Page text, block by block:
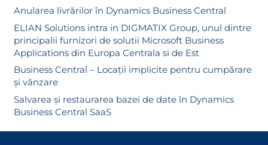
Anularea livrărilor în Dynamics Business Central
ELIAN Solutions intra in DIGMATIX Group, unul dintre
principalii furnizori de solutii Microsoft Business
Applications din Europa Centrala si de Est
Business Central – Locații implicite pentru cumpărare
și vânzare
Salvarea și restaurarea bazei de date în Dynamics
Business Central SaaS